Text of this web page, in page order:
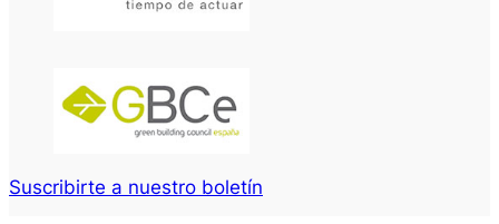
Suscribirte a nuestro boletín